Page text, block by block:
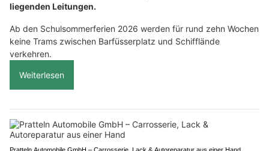
liegenden Leitungen.
Ab den Schulsommerferien 2026 werden für rund zehn Wochen
keine Trams zwischen Barfüsserplatz und Schifflände
verkehren.
Weiterlesen
Pratteln Automobile GmbH – Carrosserie, Lack & Autoreparatur aus einer Hand